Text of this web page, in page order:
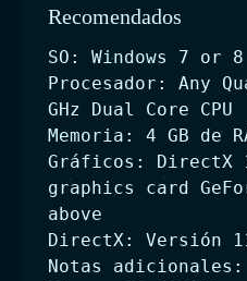
Recomendados
SO: Windows 7 or
Procesador: Any
GHz Dual Core CPU
Memoria: 4 GB de
Gráficos: DirectX
graphics card
above
DirectX: Versión
Notas